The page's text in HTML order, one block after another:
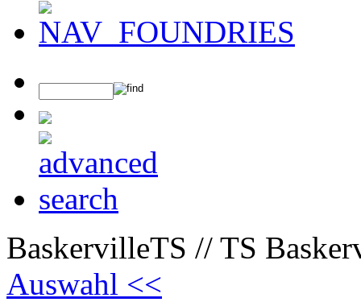
BaskervilleTS // TS
Auswahl <<